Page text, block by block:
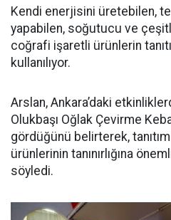
Kendi enerjisini üretebilen,
yapabilen, soğutucu ve
coğrafi işaretli ürünlerin
kullanılıyor.
Arslan, Ankara’daki
Olukbaşı Oğlak Çevirme
gördüğünü belirterek, tanıtım
ürünlerinin tanınırlığına
söyledi.